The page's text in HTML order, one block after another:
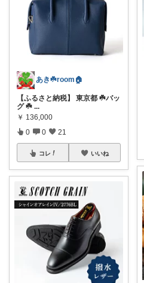
あき☘️room🏠
【ふるさと納税】 東京都 ☘️バッ
グ ☘️ ...
￥ 136,000
0 0 21
コレ いいね